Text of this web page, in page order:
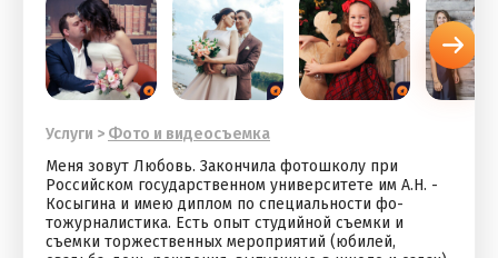
Услуги > Фото и видеосъемка
Меня зовут Любовь. Закончила­ фотошколу при
Россий­ском государственном ­университете им А.Н. ­
Косыгина и имею дипло­м по специальности фо­
тожурналистика. Есть ­опыт студийной съемки­ и
съемки торжественн­ых мероприятий (юбиле­й,